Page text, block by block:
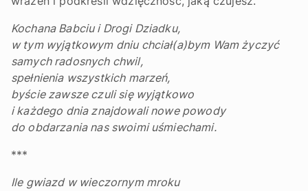
Kochana Babciu i Drogi Dziadku,
w tym wyjątkowym dniu chciał(a)bym Wam życzyć
samych radosnych chwil,
spełnienia wszystkich marzeń,
byście zawsze czuli się wyjątkowo
i każdego dnia znajdowali nowe powody
do obdarzania nas swoimi uśmiechami.
***
Ile gwiazd w wieczornym mroku